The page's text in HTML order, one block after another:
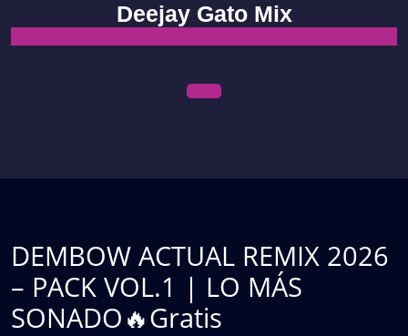
content
Deejay Gato Mix
DEMBOW ACTUAL REMIX 2026
– PACK VOL.1 | LO MÁS
SONADO🔥Gratis